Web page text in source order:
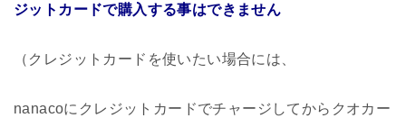
ジットカードで購入する事はできません
（クレジットカードを使いたい場合には、
nanacoにクレジットカードでチャージしてからクオカー